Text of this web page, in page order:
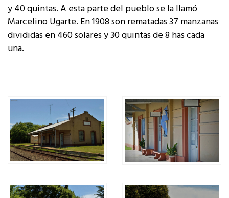
y 40 quintas. A esta parte del pueblo se la llamó
Marcelino Ugarte. En 1908 son rematadas 37 manzanas
divididas en 460 solares y 30 quintas de 8 has cada
una.